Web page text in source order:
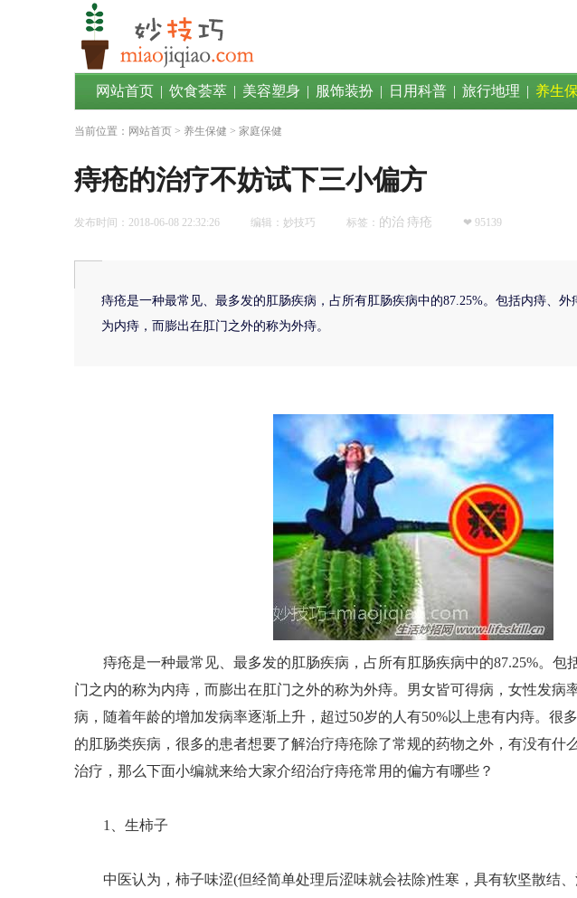
网站首页 | 饮食荟萃 | 美容塑身 | 服饰装扮 | 日用科普 | 旅行地理 | 养生
当前位置： 网站首页 > 养生保健 > 家庭保健
痔疮的治疗不妨试下三小偏方
发布时间：2018-06-08 22:32:26 编辑：妙技巧 标签： 的治 痔疮 ❤ 95139
痔疮是一种最常见、最多发的肛肠疾病，占所有肛肠疾病中的87.25%。包括内痔、
为内痔，而膨出在肛门之外的称为外痔。
痔疮是一种最常见、最多发的肛肠疾病，占所有肛肠疾病中的87.25%。包
门之内的称为内痔，而膨出在肛门之外的称为外痔。男女皆可得病，女性发病
病，随着年龄的增加发病率逐渐上升，超过50岁的人有50%以上患有内痔。很
的肛肠类疾病，很多的患者想要了解治疗痔疮除了常规的药物之外，有没有什
治疗，那么下面小编就来给大家介绍治疗痔疮常用的偏方有哪些？
1、生柿子
中医认为，柿子味涩(但经简单处理后涩味就会祛除)性寒，具有软坚散结、